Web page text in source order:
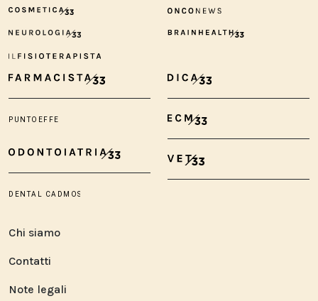
Chi siamo
Contatti
Note legali